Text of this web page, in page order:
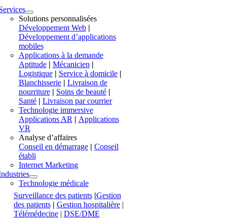
Solutions personnalisées
Développement Web|
Développement d’applications
mobiles
Applications à la demande
Aptitude| Mécanicien|
Logistique| Service à domicile|
Blanchisserie | Livraison de
nourriture | Soins de beauté |
Santé | Livraison par courrier
Technologie immersive
Applications AR| Applications
VR
Analyse d’affaires
Conseil en démarrage| Conseil
établi
Internet Marketing
Technologie médicale
Surveillance des patients |Gestion
des patients| Gestion hospitalière|
Télémédecine| DSE/DME